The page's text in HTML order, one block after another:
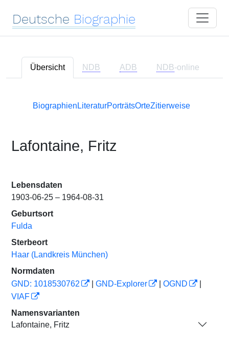
Deutsche Biographie
Übersicht NDB ADB NDB-online
Biographien LiteraturPorträtsOrteZitierweise
Lafontaine, Fritz
Lebensdaten
1903-06-25 – 1964-08-31
Geburtsort
Fulda
Sterbeort
Haar (Landkreis München)
Normdaten
GND: 1018530762
GND-Explorer OGND
VIAF
Namensvarianten
Lafontaine, Fritz